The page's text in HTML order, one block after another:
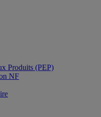
Produits (PEP)
NF